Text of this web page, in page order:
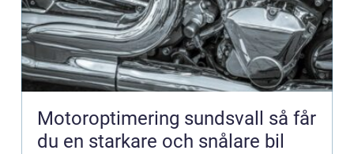
Motoroptimering sundsvall så får
du en starkare och snålare bil